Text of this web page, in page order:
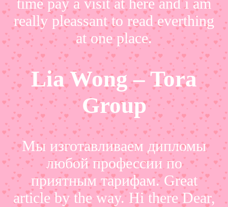
really pleassant to read everthing
at one place.
Lia Wong – Tora
Group
Мы изготавливаем дипломы
любой профессии по
приятным тарифам. Great
article by the way. Hi there Dear,